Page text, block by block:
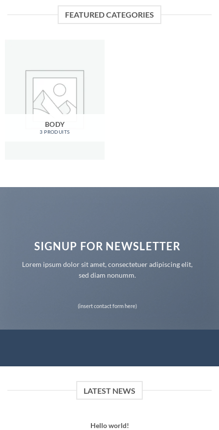
FEATURED CATEGORIES
BODY
3 PRODUITS
SIGNUP FOR NEWSLETTER
Lorem ipsum dolor sit amet, consectetuer adipiscing elit,
sed diam nonumm.
(insert contact form here)
LATEST NEWS
Hello world!